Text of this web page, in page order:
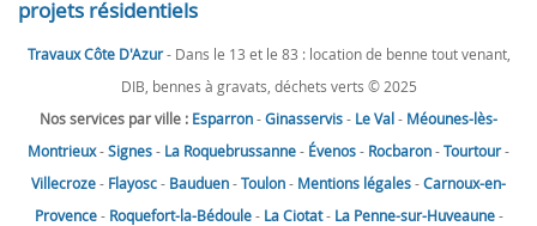
projets résidentiels
Travaux Côte D'Azur- Dans le 13 et le 83 : location de benne tout venant,
DIB, bennes à gravats, déchets verts © 2025
Nos services par ville : Esparron-Ginasservis- Le Val- Méounes-lès-
Montrieux-Signes- La Roquebrussanne- Évenos- Rocbaron-Tourtour-
Villecroze- Flayosc- Bauduen-Toulon- Mentions légales-Carnoux-en-
Provence- Roquefort-la-Bédoule- La Ciotat- La Penne-sur-Huveaune-